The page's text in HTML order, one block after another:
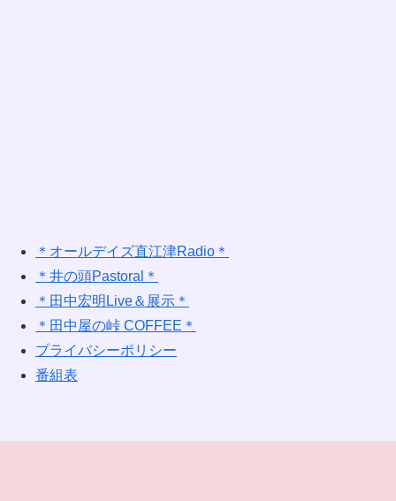
＊オールデイズ直江津Radio＊
＊井の頭Pastoral＊
＊田中宏明Live＆展示＊
＊田中屋の峠 COFFEE＊
プライバシーポリシー
番組表